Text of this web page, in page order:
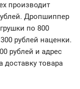
производит
Дропшиппер
по 800
рублей наценки.
рублей и адрес
доставку товара